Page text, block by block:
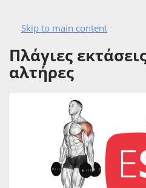
Skip to main content
ΑΣΚΗΣΙΟΛΟΓΙΟ ΩΜΟΙ
Πλάγιες
αλτήρες